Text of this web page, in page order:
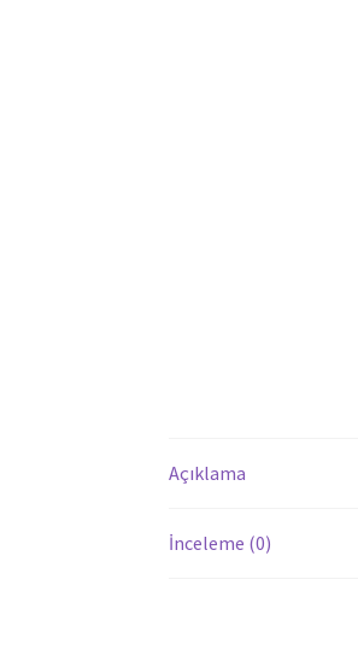
Açıklama
İnceleme (0)